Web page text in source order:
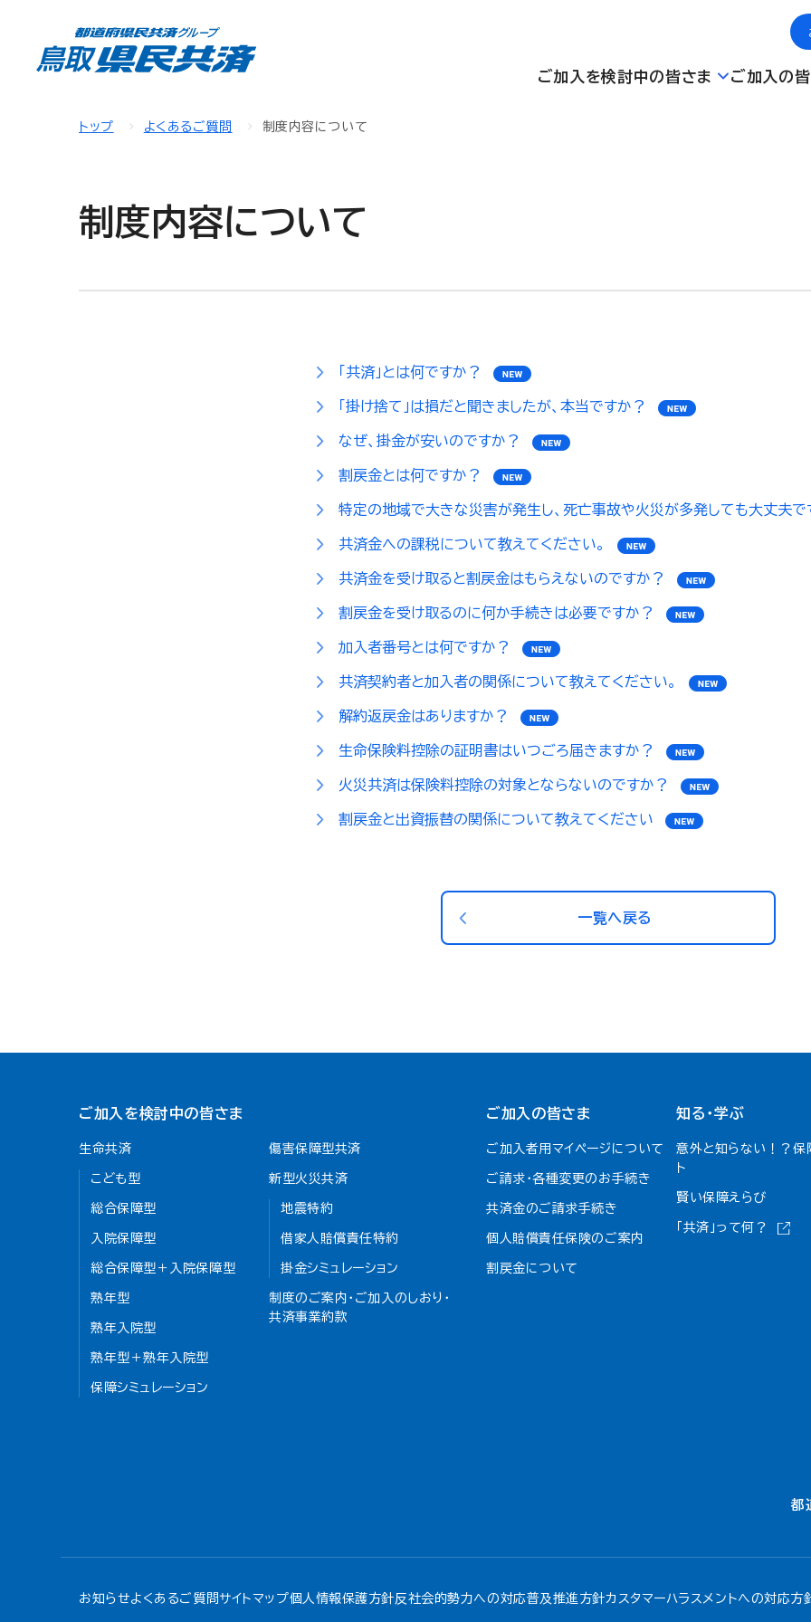
ご加入を検討中の皆さま ご加入の
トップ よくあるご質問 制度内容について
制度内容について
「共済」とは何ですか？
「掛け捨て」は損だと聞きましたが、本当ですか？
なぜ、掛金が安いのですか？
割戻金とは何ですか？
特定の地域で大きな災害が発生し、死亡事故や火災が多発しても大丈夫で
共済金への課税について教えてください。
共済金を受け取ると割戻金はもらえないのですか？
割戻金を受け取るのに何か手続きは必要ですか？
加入者番号とは何ですか？
共済契約者と加入者の関係について教えてください。
解約返戻金はありますか？
生命保険料控除の証明書はいつごろ届きますか？
火災共済は保険料控除の対象とならないのですか？
割戻金と出資振替の関係について教えてください
一覧へ戻る
ご加入を検討中の皆さま
生命共済
こども型
総合保障型
入院保障型
総合保障型＋入院保障型
熟年型
熟年入院型
熟年型＋熟年入院型
保障シミュレーション
傷害保障型共済
新型火災共済
地震特約
借家人賠償責任特約
掛金シミュレーション
制度のご案内・ご加入のしおり・
共済事業約款
ご加入の皆さま
ご加入者用マイページについて
ご請求・各種変更のお手続き
共済金のご請求手続き
個人賠償責任保険のご案内
割戻金について​
知る・学ぶ
意外と知らない！？保
ト
賢い保障えらび
「共済」って何？
都
お知らせよくあるご質問サイトマップ個人情報保護方針反社会的勢力への対応普及推進方針カスタマーハラスメントへの対応方